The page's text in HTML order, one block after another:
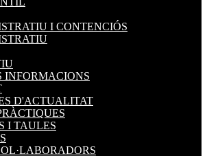
I CONTENCIÓS
INFORMACIONS
D'ACTUALITAT
I TAULES